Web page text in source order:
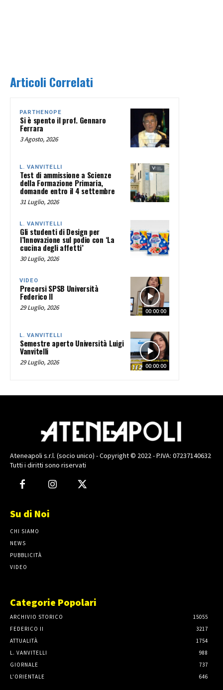
Articoli Correlati
PARTHENOPE
Si è spento il prof. Gennaro
Ferrara
3 Agosto, 2026
L. VANVITELLI
Test di ammissione a Scienze
della Formazione Primaria,
domande entro il 4 settembre
31 Luglio, 2026
L. VANVITELLI
Gli studenti di Design per
l’Innovazione sul podio con ‘La
cucina degli affetti’
30 Luglio, 2026
00:00:00
VIDEO
Precorsi SPSB Università
Federico II
29 Luglio, 2026
00:00:00
L. VANVITELLI
Semestre aperto Università Luigi
Vanvitelli
29 Luglio, 2026
Ateneapoli s.r.l. (socio unico) - Copyright © 2022 - P.IVA: 07237140632
Tutti i diritti sono riservati
Su di Noi
CHI SIAMO
NEWS
PUBBLICITÀ
VIDEO
Categorie Popolari
ARCHIVIO STORICO
15055
FEDERICO II
3217
ATTUALITÀ
1754
L. VANVITELLI
988
GIORNALE
737
L'ORIENTALE
646